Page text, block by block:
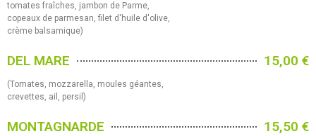
tomates fraîches, jambon de Parme,
copeaux de parmesan, filet d'huile d'olive,
crème balsamique)
DEL MARE 15,00 €
(Tomates, mozzarella, moules géantes,
crevettes, ail, persil)
MONTAGNARDE 15,50 €